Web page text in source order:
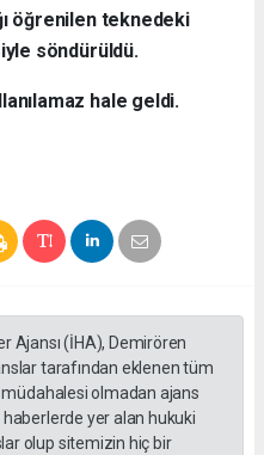
öğrenilen teknedeki
söndürüldü.
hale geldi.
Ajansı (İHA), Demirören
tarafından eklenen tüm
olmadan ajans
yer alan hukuki
olup sitemizin hiç bir